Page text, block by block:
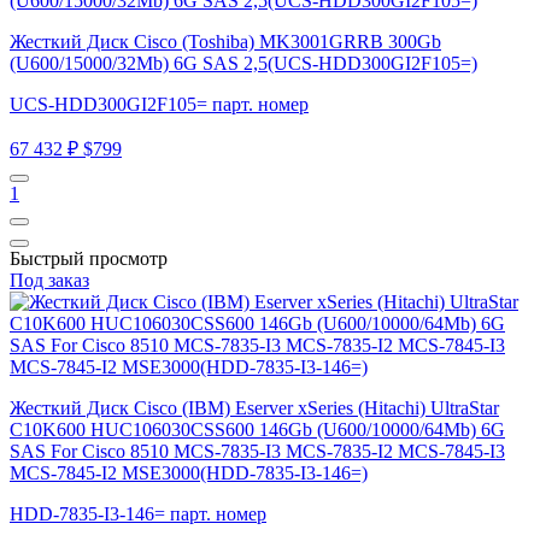
Жесткий Диск Cisco (Toshiba) MK3001GRRB 300Gb
(U600/15000/32Mb) 6G SAS 2,5(UCS-HDD300GI2F105=)
UCS-HDD300GI2F105= парт. номер
67 432 ₽ $799
1
Быстрый просмотр
Под заказ
Жесткий Диск Cisco (IBM) Eserver xSeries (Hitachi) UltraStar
C10K600 HUC106030CSS600 146Gb (U600/10000/64Mb) 6G
SAS For Cisco 8510 MCS-7835-I3 MCS-7835-I2 MCS-7845-I3
MCS-7845-I2 MSE3000(HDD-7835-I3-146=)
HDD-7835-I3-146= парт. номер